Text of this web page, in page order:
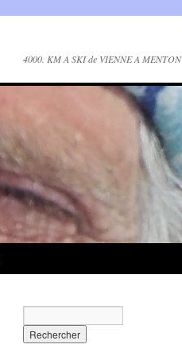
4000. KM A SKI de VIENNE A MENTON